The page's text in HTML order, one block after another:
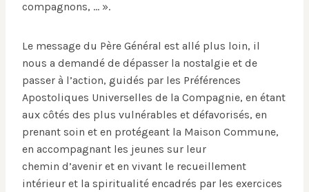
compagnons, … ».
Le message du Père Général est allé plus loin, il
nous a demandé de dépasser la nostalgie et de
passer à l’action, guidés par les Préférences
Apostoliques Universelles de la Compagnie, en étant
aux côtés des plus vulnérables et défavorisés, en
prenant soin et en protégeant la Maison Commune,
en accompagnant les jeunes sur leur
chemin d’avenir et en vivant le recueillement
intérieur et la spiritualité encadrés par les exercices